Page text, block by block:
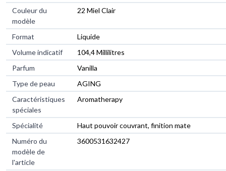
Couleur du
modèle
‎22 Miel Clair
Format
‎Liquide
Volume indicatif
‎104,4 Millilitres
Parfum
‎Vanilla
Type de peau
‎AGING
Caractéristiques
spéciales
‎Aromatherapy
Spécialité
‎Haut pouvoir couvrant, finition mate
Numéro du
modèle de
l'article
‎3600531632427